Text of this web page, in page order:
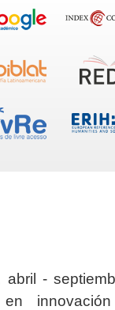
abril -
en